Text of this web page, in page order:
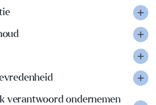
verantwoord ondernemen